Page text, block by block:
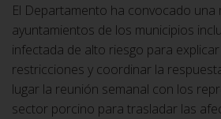
El Departamento ha convocado
ayuntamientos de los municipios
infectada de alto riesgo para
restricciones y coordinar la
lugar la reunión semanal con los
sector porcino para trasladar las